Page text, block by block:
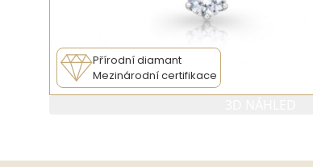
Přírodní diamant
Mezinárodní certifikace